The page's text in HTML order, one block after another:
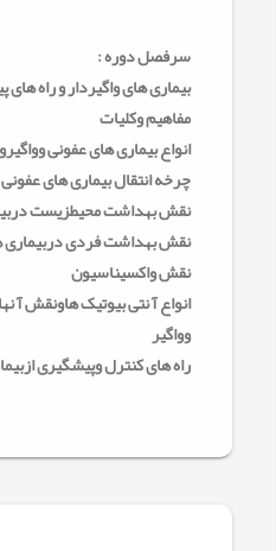
سرفصل دوره :
بیماری های واگیردار و راه
مفاهیم وکلیات
انواع بیماری های عفونی
چرخه انتقال بیماری های
نقش بهداشت محیطزیست
نقش بهداشت فردی دربیماری
نقش واکسیناسیون
انواع آ نتی بیوتیک هاونقش آ
وواگیر
راه های کنترل وپیشگیری